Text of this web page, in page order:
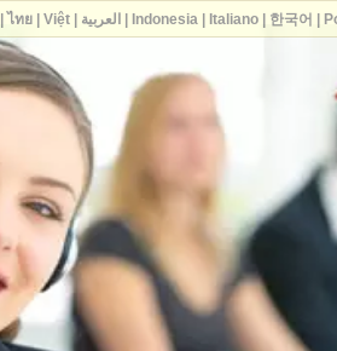
ไทย| Việt| العربية Indonesia| Italiano| 한국어